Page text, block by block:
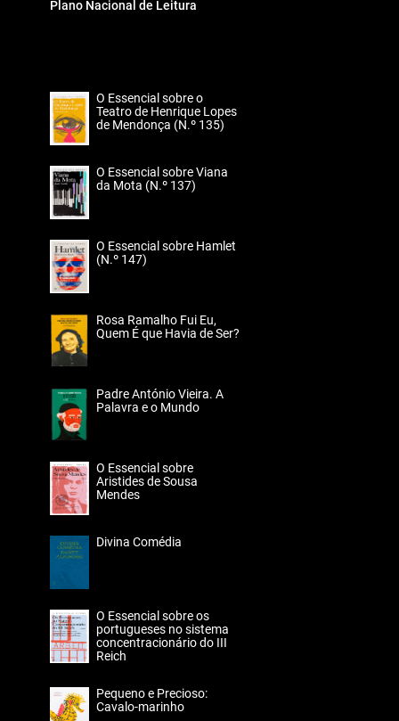
Plano Nacional de Leitura
O Essencial sobre o
Teatro de Henrique Lopes
de Mendonça (N.º 135)
O Essencial sobre Viana
da Mota (N.º 137)
O Essencial sobre Hamlet
(N.º 147)
Rosa Ramalho Fui Eu,
Quem É que Havia de Ser?
Padre António Vieira. A
Palavra e o Mundo
O Essencial sobre
Aristides de Sousa
Mendes
Divina Comédia
O Essencial sobre os
portugueses no sistema
concentracionário do III
Reich
Pequeno e Precioso:
Cavalo-marinho